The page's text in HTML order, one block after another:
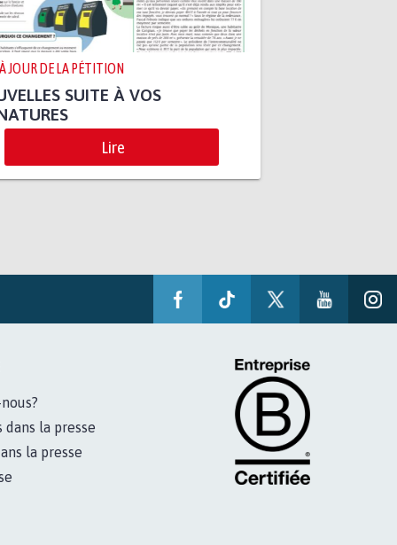
JOUR DE LA PÉTITION
SUITE À VOS
Lire
dans la presse
la presse